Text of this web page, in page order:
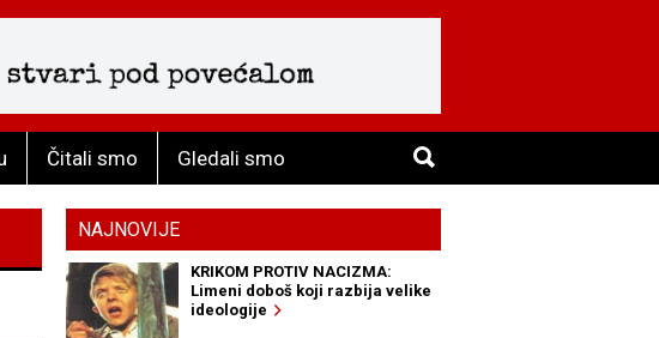
Čitali smo Gledali smo
NAJNOVIJE
KRIKOM PROTIV NACIZMA:
Limeni doboš koji razbija velike
ideologije